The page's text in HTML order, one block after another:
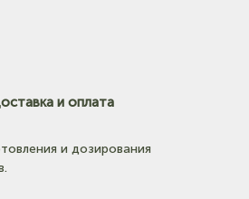
и оплата
и дозирования